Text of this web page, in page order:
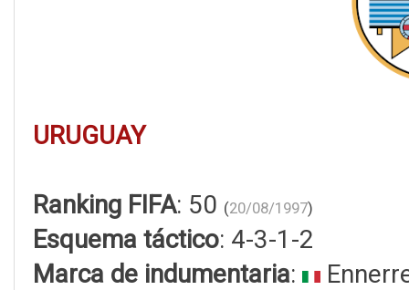
URUGUAY
Ranking FIFA: 50 (20/08/1997)
Esquema táctico: 4-3-1-2
Marca de indumentaria: